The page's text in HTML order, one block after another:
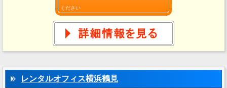
ください
レンタルオフィス横浜鶴見